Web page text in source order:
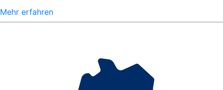
Mehr erfahren